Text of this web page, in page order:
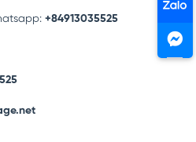
+84913035525